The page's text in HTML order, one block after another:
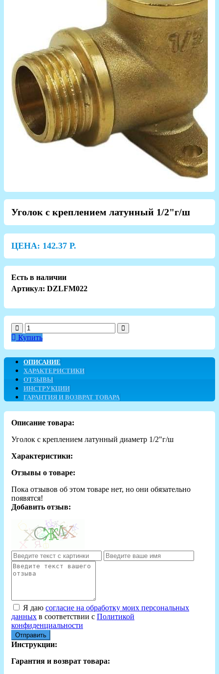
Уголок с креплением латунный 1/2"г/ш
ЦЕНА: 142.37 Р.
Есть в наличии
Артикул: DZLFM022
Купить
ОПИСАНИЕ
ХАРАКТЕРИСТИКИ
ОТЗЫВЫ
ИНСТРУКЦИИ
ГАРАНТИЯ И ВОЗВРАТ ТОВАРА
Описание товара:
Уголок с креплением латунный диаметр 1/2"г/ш
Характеристики:
Отзывы о товаре:
Пока отзывов об этом товаре нет, но они обязательно
появятся!
Добавить отзыв:
Я даю согласие на обработку моих персональных
данных в соответствии с Политикой
конфиденциальности
Отправить
Инструкции:
Гарантия и возврат товара: